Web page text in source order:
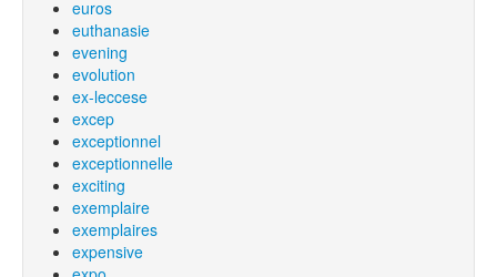
euros
euthanasie
evening
evolution
ex-leccese
excep
exceptionnel
exceptionnelle
exciting
exemplaire
exemplaires
expensive